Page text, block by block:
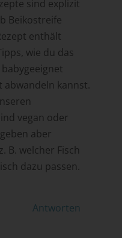
sind explizit
Beikostreife
enthält
wie du das
kannst.
vegan oder
aber
B. welcher Fisch
dazu passen.
Antworten